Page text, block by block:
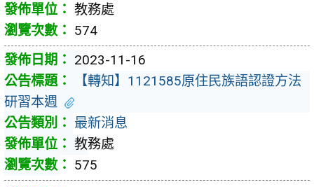
教務處
574
2023-11-16
【轉知】1121585原住民族語認證方法
研習本週
最新消息
教務處
575